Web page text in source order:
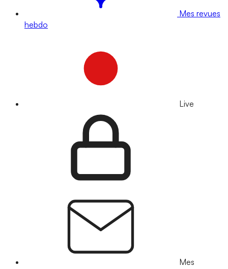
Mes revues
hebdo
Live
Mes